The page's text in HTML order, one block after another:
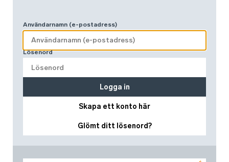
Användarnamn (e-postadress)
Lösenord
Skapa ett konto här
Glömt ditt lösenord?
Logga in